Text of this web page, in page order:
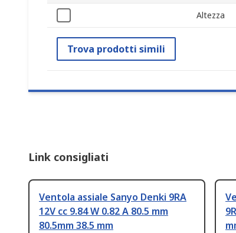
Altezza
Trova prodotti simili
Link consigliati
Ventola assiale Sanyo Denki 9RA
12V cc 9.84 W 0.82 A 80.5 mm
80.5mm 38.5 mm